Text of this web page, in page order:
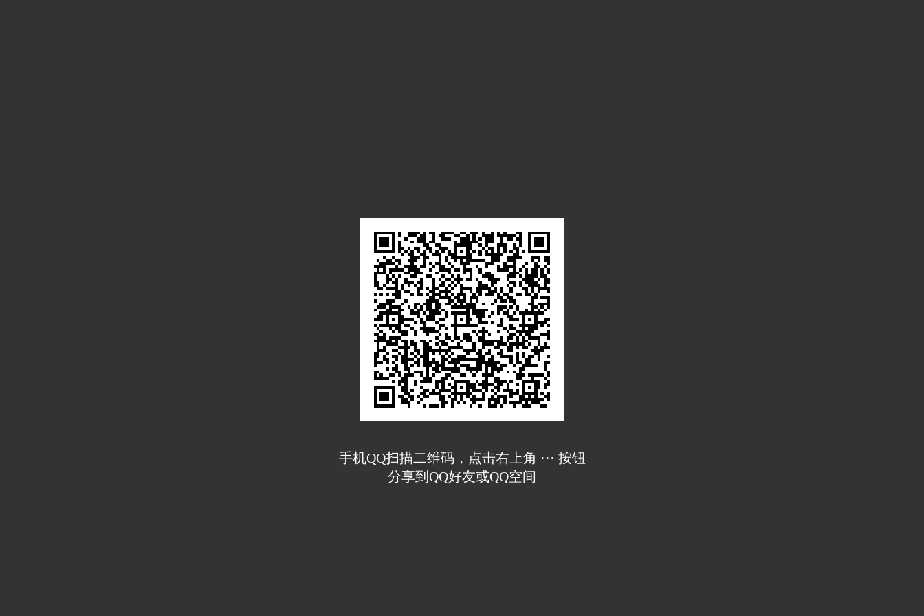
手机QQ扫描二维码，点击右上角 ··· 按钮
分享到QQ好友或QQ空间